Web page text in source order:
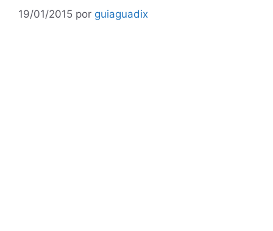
19/01/2015 por guiaguadix